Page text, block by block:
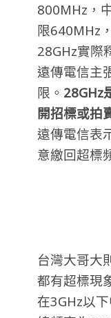
800MHz，
限640MHz
28GHz實際
遠傳電信主
限。 28GHz
開招標或拍
遠傳電信表
意繳回超標
台灣大哥大
都有超標現
在3GHz以